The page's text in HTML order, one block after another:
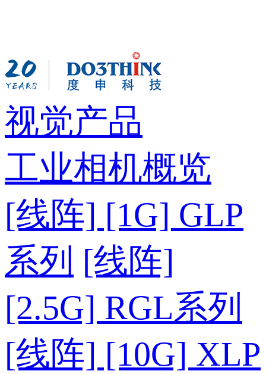
视觉产品
工业相机概览
[线阵] [1G] GLP
系列 [线阵]
[2.5G] RGL系列
[线阵] [10G] XLP